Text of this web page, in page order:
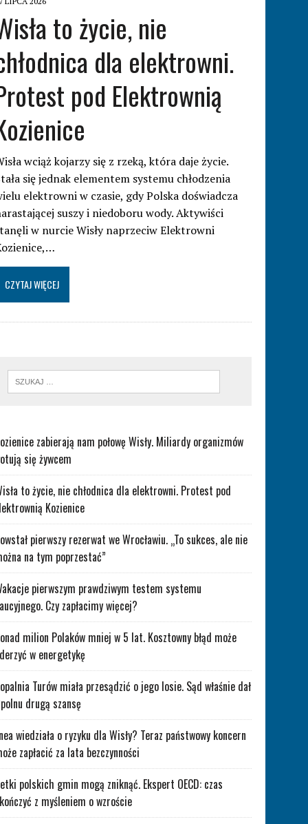
to życie, nie
dla elektrowni.
pod Elektrownią
wciąż kojarzy się z rzeką, która daje życie.
się jednak elementem systemu chłodzenia
elektrowni w czasie, gdy Polska doświadcza
suszy i niedoboru wody. Aktywiści
w nurcie Wisły naprzeciw Elektrowni
CZYTAJ WIĘCEJ
zabierają nam połowę Wisły. Miliardy organizmów
się żywcem
to życie, nie chłodnica dla elektrowni. Protest pod
Kozienice
pierwszy rezerwat we Wrocławiu. „To sukces, ale nie
na tym poprzestać”
pierwszym prawdziwym testem systemu
Czy zapłacimy więcej?
milion Polaków mniej w 5 lat. Kosztowny błąd może
w energetykę
Turów miała przesądzić o jego losie. Sąd właśnie dał
drugą szansę
wiedziała o ryzyku dla Wisły? Teraz państwowy koncern
zapłacić za lata bezczynności
polskich gmin mogą zniknąć. Ekspert OECD: czas
z myśleniem o wzroście